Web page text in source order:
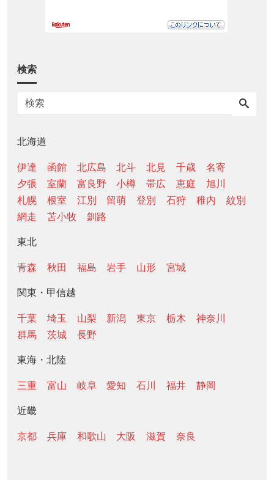
検索
北海道
伊達 函館 北広島 北斗 北見 千歳
名寄
夕張
室蘭 富良野 小樽 帯広 恵庭
旭川
札幌
根室 江別 留萌 登別 石狩 稚内
紋別
網走
苫小牧 釧路
東北
青森 秋田 福島 岩手 山形 宮城
関東・甲信越
千葉 埼玉 山梨 新潟 東京 栃木
神奈川
群馬
茨城 長野
東海・北陸
三重 富山 岐阜 愛知 石川 福井 静岡
近畿
京都 兵庫 和歌山 大阪 滋賀 奈良